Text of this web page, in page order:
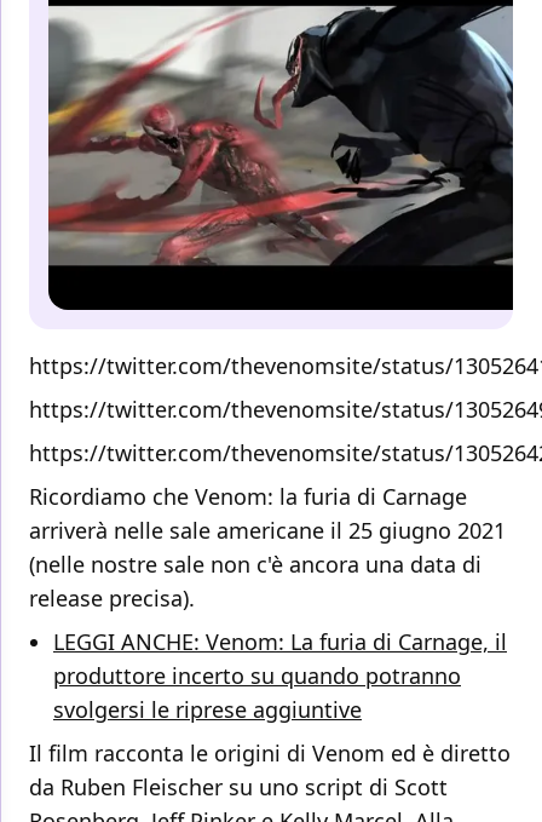
https://twitter.com/thevenomsite/status/
https://twitter.com/thevenomsite/status/
https://twitter.com/thevenomsite/status/
Ricordiamo che Venom: la furia di Carnage
arriverà nelle sale americane il 25 giugno 2021
(nelle nostre sale non c'è ancora una data di
release precisa).
LEGGI ANCHE: Venom: La furia di Carnage, il
produttore incerto su quando potranno
svolgersi le riprese aggiuntive
Il film racconta le origini di Venom ed è diretto
da Ruben Fleischer su uno script di Scott